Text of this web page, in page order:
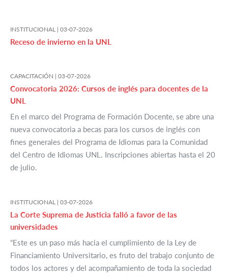
INSTITUCIONAL | 03-07-2026
Receso de invierno en la UNL
CAPACITACIÓN | 03-07-2026
Convocatoria 2026: Cursos de inglés para docentes de la
UNL
En el marco del Programa de Formación Docente, se abre una
nueva convocatoria a becas para los cursos de inglés con
fines generales del Programa de Idiomas para la Comunidad
del Centro de Idiomas UNL. Inscripciones abiertas hasta el 20
de julio.
INSTITUCIONAL | 03-07-2026
La Corte Suprema de Justicia falló a favor de las
universidades
“Este es un paso más hacia el cumplimiento de la Ley de
Financiamiento Universitario, es fruto del trabajo conjunto de
todos los actores y del acompañamiento de toda la sociedad